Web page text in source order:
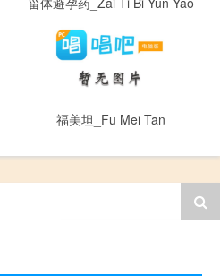
福美坦_Fu Mei Tan